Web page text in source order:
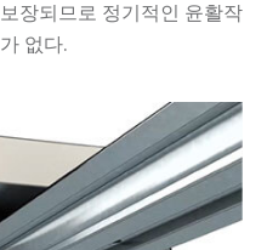
장되므로 정기적인 윤활작
없다.